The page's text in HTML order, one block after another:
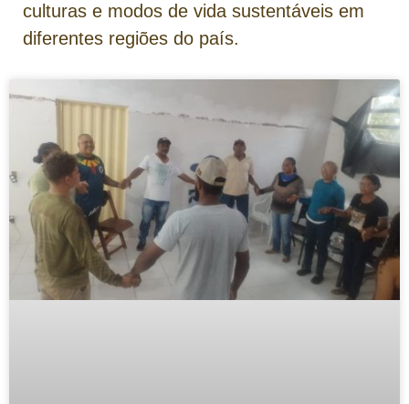
culturas e modos de vida sustentáveis em
diferentes regiões do país.